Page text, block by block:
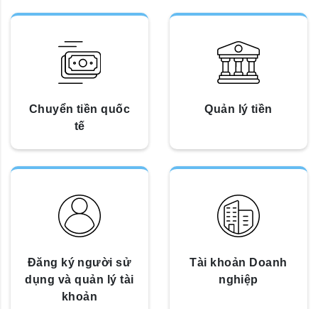
Chuyển tiền quốc
tế
Quản lý tiền
Đăng ký người sử
dụng và quản lý tài
khoản
Tài khoản Doanh
nghiệp